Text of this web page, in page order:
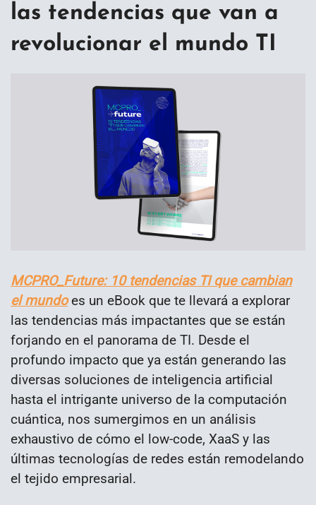
las tendencias que van a
revolucionar el mundo TI
MCPRO_Future: 10 tendencias TI que cambian
el mundoes un eBook que te llevará a explorar
las tendencias más impactantes que se están
forjando en el panorama de TI. Desde el
profundo impacto que ya están generando las
diversas soluciones de inteligencia artificial
hasta el intrigante universo de la computación
cuántica, nos sumergimos en un análisis
exhaustivo de cómo el low-code, XaaS y las
últimas tecnologías de redes están remodelando
el tejido empresarial.